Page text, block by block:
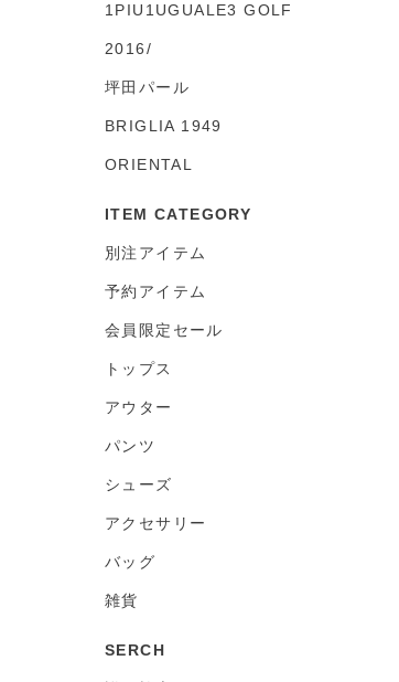
1PIU1UGUALE3 GOLF
2016/
坪田パール
BRIGLIA 1949
ORIENTAL
ITEM CATEGORY
別注アイテム
予約アイテム
会員限定セール
トップス
アウター
パンツ
シューズ
アクセサリー
バッグ
雑貨
SERCH